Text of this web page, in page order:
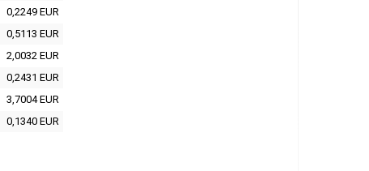
0,2249 EUR
0,5113 EUR
2,0032 EUR
0,2431 EUR
3,7004 EUR
0,1340 EUR